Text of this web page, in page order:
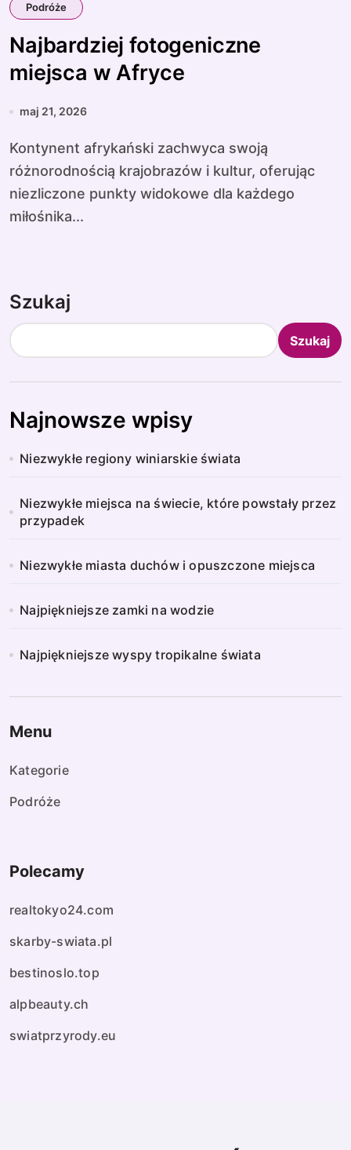
Podróże
Najbardziej fotogeniczne
miejsca w Afryce
maj 21, 2026
Kontynent afrykański zachwyca swoją
różnorodnością krajobrazów i kultur, oferując
niezliczone punkty widokowe dla każdego
miłośnika...
Szukaj
Szukaj
Najnowsze wpisy
Niezwykłe regiony winiarskie świata
Niezwykłe miejsca na świecie, które powstały przez
przypadek
Niezwykłe miasta duchów i opuszczone miejsca
Najpiękniejsze zamki na wodzie
Najpiękniejsze wyspy tropikalne świata
Menu
Kategorie
Podróże
Polecamy
realtokyo24.com
skarby-swiata.pl
bestinoslo.top
alpbeauty.ch
swiatprzyrody.eu